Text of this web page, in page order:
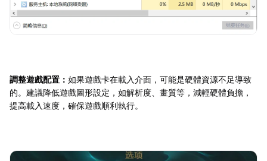
調整遊戲配置： 如果遊戲卡在載入介面，可能是硬體資源不足導致
的。建議降低遊戲圖形設定，如解析度、畫質等，減輕硬體負擔，
提高載入速度，確保遊戲順利執行。